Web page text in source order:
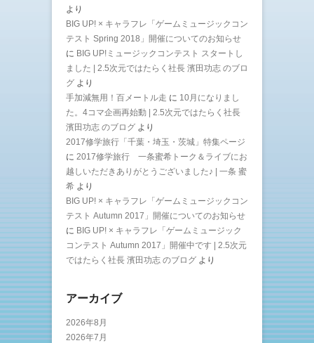
より
BIG UP! × キャラフレ「ゲームミュージックコン
テスト Spring 2018」開催についてのお知らせ
に BIG UP!ミュージックコンテスト スタートし
ました | 2.5次元ではたらく社長 濱田功志 のブロ
グ より
手加減無用！百メートル走 に 10月になりまし
た。4コマ企画再始動 | 2.5次元ではたらく社長
濱田功志 のブログ より
2017修学旅行「千葉・埼玉・茨城」特集ページ
に 2017修学旅行 一条蜜希トーク＆ライブにお
越しいただきありがとうございました♪ | 一条 蜜
希 より
BIG UP! × キャラフレ「ゲームミュージックコン
テスト Autumn 2017」開催についてのお知らせ
に BIG UP! × キャラフレ「ゲームミュージック
コンテスト Autumn 2017」開催中です | 2.5次元
ではたらく社長 濱田功志 のブログ より
アーカイブ
2026年8月
2026年7月